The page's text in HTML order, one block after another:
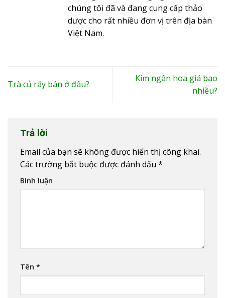
chúng tôi đã và đang cung cấp thảo
dược cho rất nhiều đơn vị trên địa bàn
Việt Nam.
Trà củ ráy bán ở đâu?
Kim ngân hoa giá bao
nhiều?
Trả lời
Email của bạn sẽ không được hiển thị công khai.
Các trường bắt buộc được đánh dấu *
Bình luận
Tên *